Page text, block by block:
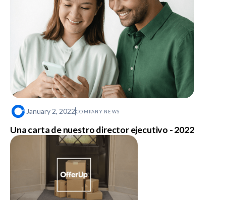
January 2, 2022COMPANY NEWS
Una carta de nuestro director ejecutivo - 2022